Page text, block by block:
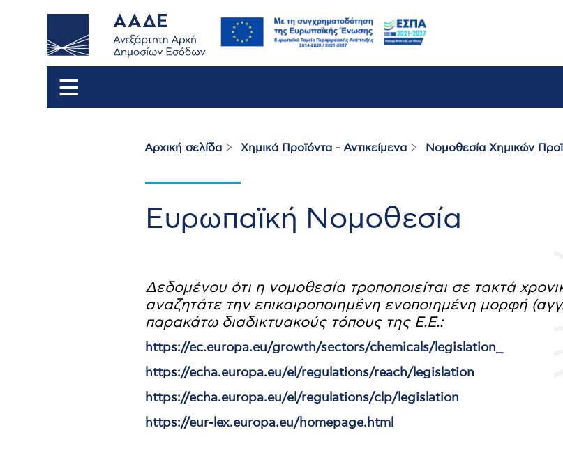
Breadcrumb
Αρχική σελίδα Χημικά Προϊόντα - Αντικείμενα Νομοθεσία Χημικών
Ευρωπαϊκή Νομοθεσία
Δεδομένου ότι η νομοθεσία τροποποιείται σε τακτά
αναζητάτε την επικαιροποιημένη ενοποιημένη μορφή
παρακάτω διαδικτυακούς τόπους της Ε.Ε.:
https://ec.europa.eu/growth/sectors/chemicals/legislation_
https://echa.europa.eu/el/regulations/reach/legislation
https://echa.europa.eu/el/regulations/clp/legislation
https://eur-lex.europa.eu/homepage.html